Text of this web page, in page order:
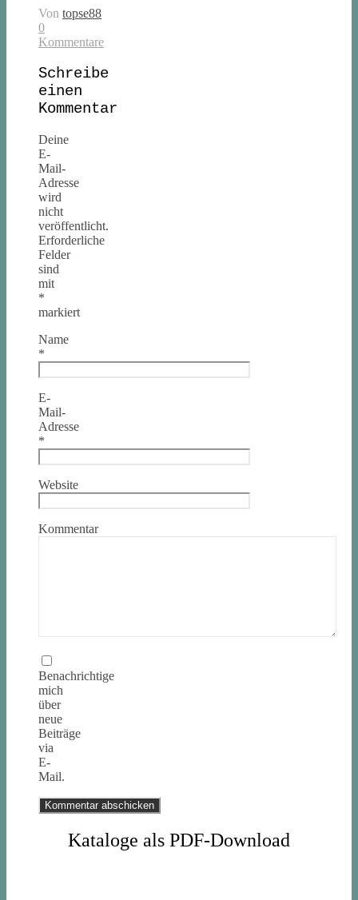
Von topse88
0
Kommentare
Schreibe
einen
Kommentar
Deine
E-
Mail-
Adresse
wird
nicht
veröffentlicht.
Erforderliche
Felder
sind
mit
*
markiert
Name
*
E-
Mail-
Adresse
*
Website
Kommentar
Benachrichtige
mich
über
neue
Beiträge
via
E-
Mail.
Kataloge als PDF-Download